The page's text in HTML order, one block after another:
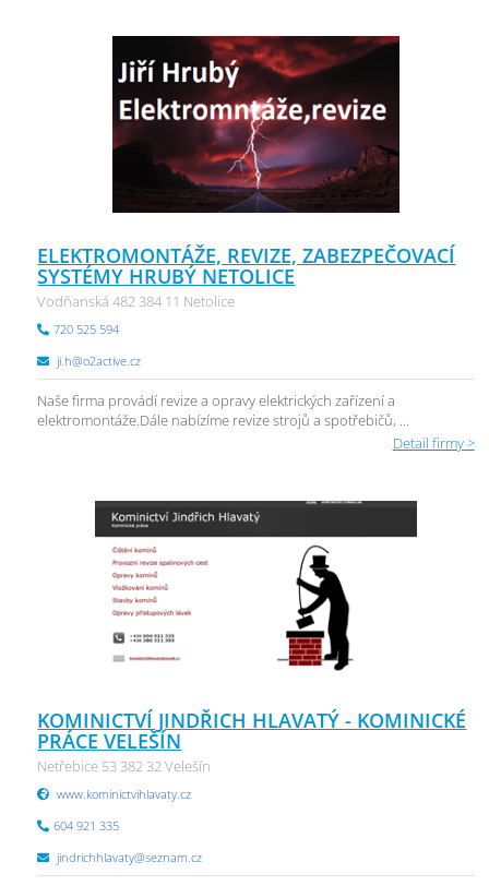
ELEKTROMONTÁŽE, REVIZE, ZABEZPEČOVACÍ
SYSTÉMY HRUBÝ NETOLICE
Vodňanská 482 384 11 Netolice
720 525 594
ji.h@o2active.cz
Naše firma provádí revize a opravy elektrických zařízení a
elektromontáže.Dále nabízíme revize strojů a spotřebičů, ...
Detail firmy >
KOMINICTVÍ JINDŘICH HLAVATÝ - KOMINICKÉ
PRÁCE VELEŠÍN
Netřebice 53 382 32 Velešín
www.kominictvihlavaty.cz
604 921 335
jindrichhlavaty@seznam.cz